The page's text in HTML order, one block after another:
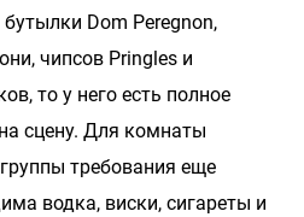
Dom Peregnon,
чипсов Pringles и
то у него есть полное
сцену. Для комнаты
требования еще
водка, виски, сигареты и